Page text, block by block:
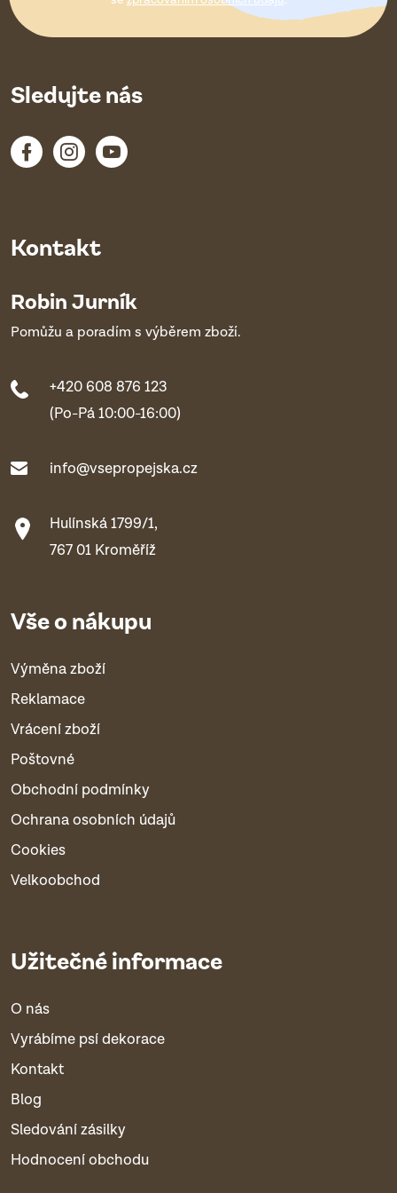
Kontakt
Robin Jurník
Pomůžu a poradím s výběrem zboží.
+420 608 876 123
(Po-Pá 10:00-16:00)
info@vsepropejska.cz
Hulínská 1799/1,
767 01 Kroměříž
Vše o nákupu
Výměna zboží
Reklamace
Vrácení zboží
Poštovné
Obchodní podmínky
Ochrana osobních údajů
Cookies
Velkoobchod
Užitečné informace
O nás
Vyrábíme psí dekorace
Kontakt
Blog
Sledování zásilky
Hodnocení obchodu
Sledujte nás